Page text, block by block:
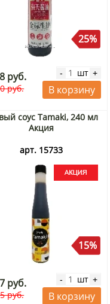
25%
руб.
руб.
- шт +
В корзину
соус Tamaki, 240 мл
Акция
арт. 15733
15%
руб.
руб.
- шт +
В корзину